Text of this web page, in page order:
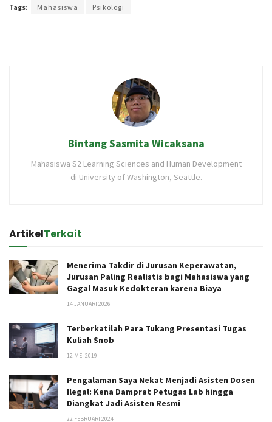
Tags: Mahasiswa Psikologi
Bintang Sasmita Wicaksana
Mahasiswa S2 Learning Sciences and Human Development
di University of Washington, Seattle.
ArtikelTerkait
Menerima Takdir di Jurusan Keperawatan,
Jurusan Paling Realistis bagi Mahasiswa yang
Gagal Masuk Kedokteran karena Biaya
14 JANUARI 2026
Terberkatilah Para Tukang Presentasi Tugas
Kuliah Snob
12 MEI 2019
Pengalaman Saya Nekat Menjadi Asisten Dosen
Ilegal: Kena Damprat Petugas Lab hingga
Diangkat Jadi Asisten Resmi
22 FEBRUARI 2024